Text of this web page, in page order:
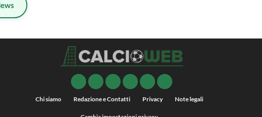
Chi siamo Redazione e Contatti Privacy Note legali